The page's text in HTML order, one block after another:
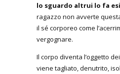
lo sguardo altrui lo fa
ragazzo non avverte
il sé corporeo come
vergognare.
Il corpo diventa l’oggetto
viene tagliato, denutrito,